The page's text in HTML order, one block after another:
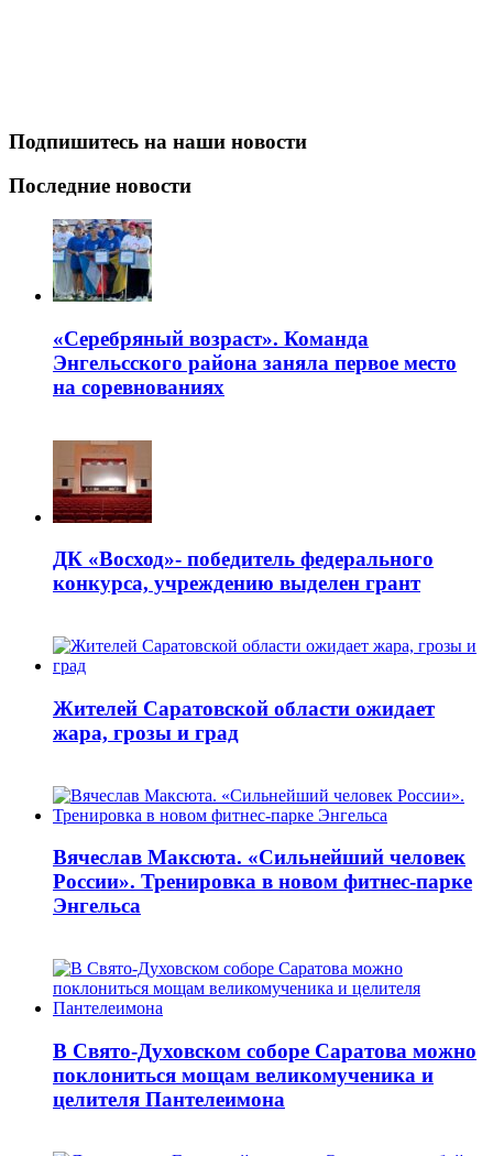
Подпишитесь на наши новости
Последние новости
«Серебряный возраст». Команда
Энгельсского района заняла первое место
на соревнованиях
ДК «Восход»- победитель федерального
конкурса, учреждению выделен грант
Жителей Саратовской области ожидает
жара, грозы и град
Вячеслав Максюта. «Сильнейший человек
России». Тренировка в новом фитнес-парке
Энгельса
В Свято-Духовском соборе Саратова можно
поклониться мощам великомученика и
целителя Пантелеимона